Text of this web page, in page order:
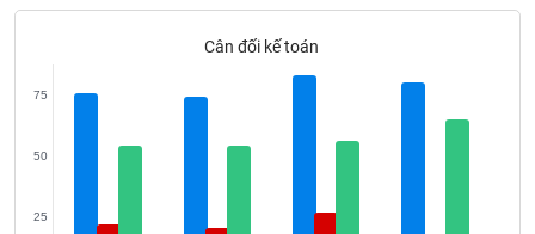
Cân đối kế toán
25
50
75
Đào